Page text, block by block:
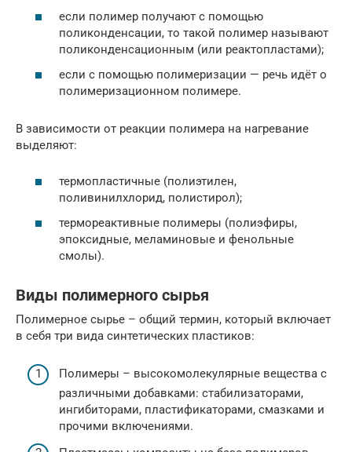
если полимер получают с помощью
поликонденсации, то такой полимер называют
поликонденсационным (или реактопластами);
если с помощью полимеризации — речь идёт о
полимеризационном полимере.
В зависимости от реакции полимера на нагревание
выделяют:
термопластичные (полиэтилен,
поливинилхлорид, полистирол);
термореактивные полимеры (полиэфиры,
эпоксидные, меламиновые и фенольные
смолы).
Виды полимерного сырья
Полимерное сырье – общий термин, который включает
в себя три вида синтетических пластиков:
Полимеры – высокомолекулярные вещества с
различными добавками: стабилизаторами,
ингибиторами, пластификаторами, смазками и
прочими включениями.